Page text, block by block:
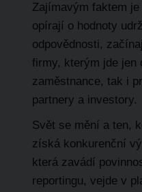
Zajímavým faktem
opírají o hodnoty
odpovědnosti,
firmy, kterým jde jen
zaměstnance, tak i
partnery a investory.
Svět se mění a ten,
získá konkurenční
která zavádí
reportingu, vejde v